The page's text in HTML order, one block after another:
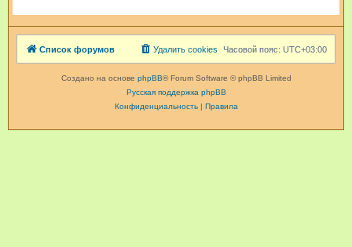
Список форумов Часовой пояс: UTC+03:00
Удалить cookies
Создано на основе phpBB® Forum Software © phpBB Limited
Русская поддержка phpBB
Конфиденциальность| Правила